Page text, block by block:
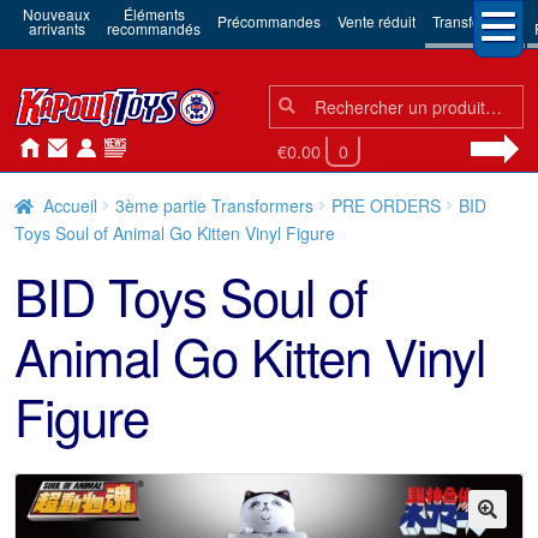
Nouveaux
arrivants
Éléments
recommandés Précommandes Vente réduit Transformers
Chercher:
Chercher
€0.00 0
Accueil 3ème partie Transformers PRE ORDERS
BID
Toys Soul of Animal Go Kitten Vinyl Figure
BID Toys Soul of
Animal Go Kitten Vinyl
Figure